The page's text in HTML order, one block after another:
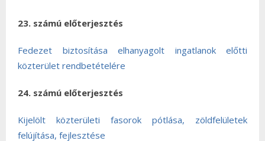
23. számú előterjesztés
Fedezet biztosítása elhanyagolt ingatlanok előtti
közterület rendbetételére
24. számú előterjesztés
Kijelölt közterületi fasorok pótlása, zöldfelületek
felújítása, fejlesztése